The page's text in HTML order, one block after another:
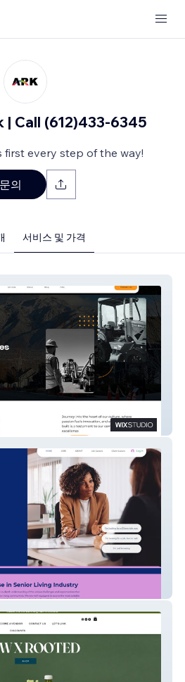
| Call (612)433-6345
first every step of the way!
문의
서비스 및 가격